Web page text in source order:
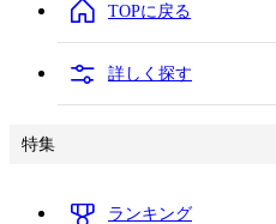
TOPに戻る
詳しく探す
特集
ランキング